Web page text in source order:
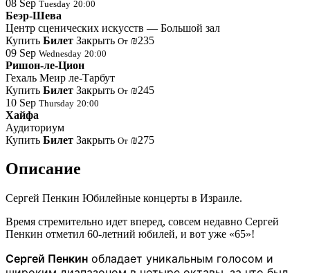
08 Sep Tuesday 20:00
Беэр-Шева
Центр сценических искусств — Большой зал
Купить Билет Закрыть От ₪235
09 Sep Wednesday 20:00
Ришон-ле-Цион
Гехаль Меир ле-Тарбут
Купить Билет Закрыть От ₪245
10 Sep Thursday 20:00
Хайфа
Аудиториум
Купить Билет Закрыть От ₪275
Описание
Сергей Пенкин Юбилейные концерты в Израиле.
Время стремительно идет вперед, совсем недавно Сергей
Пенкин отметил 60-летний юбилей, и вот уже «65»!
Сергей Пенкин обладает уникальным голосом и